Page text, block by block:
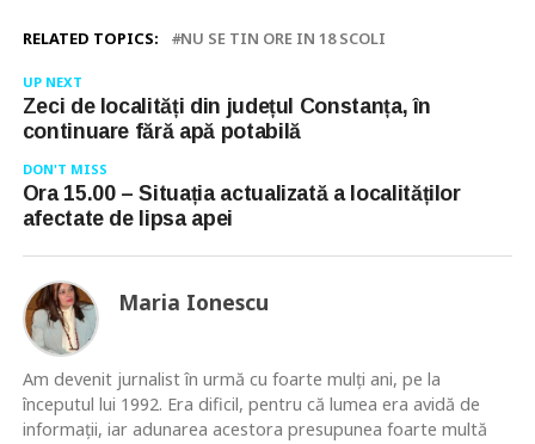
RELATED TOPICS: NU SE TIN ORE IN 18 SCOLI
UP NEXT
Zeci de localități din județul Constanța, în
continuare fără apă potabilă
DON'T MISS
Ora 15.00 – Situația actualizată a localităților
afectate de lipsa apei
Maria Ionescu
Am devenit jurnalist în urmă cu foarte mulţi ani, pe la
începutul lui 1992. Era dificil, pentru că lumea era avidă de
informaţii, iar adunarea acestora presupunea foarte multă